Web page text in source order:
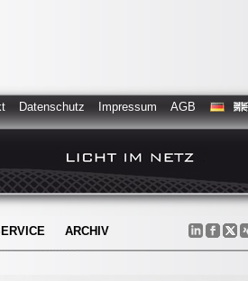
Datenschutz Impressum AGB
ARCHIV